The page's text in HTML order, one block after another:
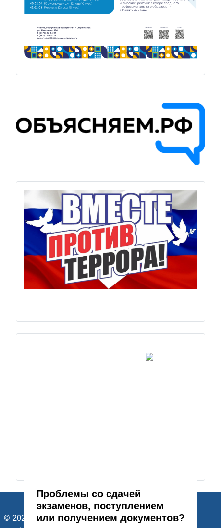
Previous Next
Проблемы со сдачей
экзаменов, поступлением
или получением документов?
© 2026 ГАПОУ Стерлитамакский многопрофильный